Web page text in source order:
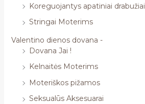
Koreguojantys apatiniai drabužiai
Stringai Moterims
Valentino dienos dovana -
Dovana Jai !
Kelnaitės Moterims
Moteriškos pižamos
Seksualūs Aksesuarai